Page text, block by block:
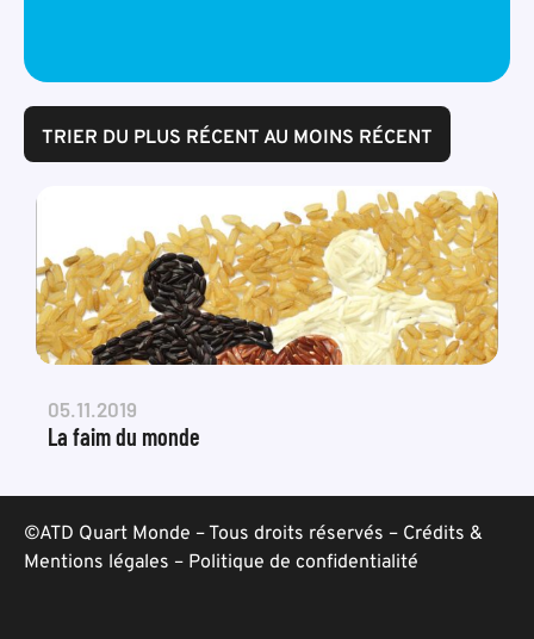
TRIER DU PLUS RÉCENT AU MOINS RÉCENT
05.11.2019
La faim du monde
©ATD Quart Monde – Tous droits réservés – Crédits &
Mentions légales – Politique de confidentialité